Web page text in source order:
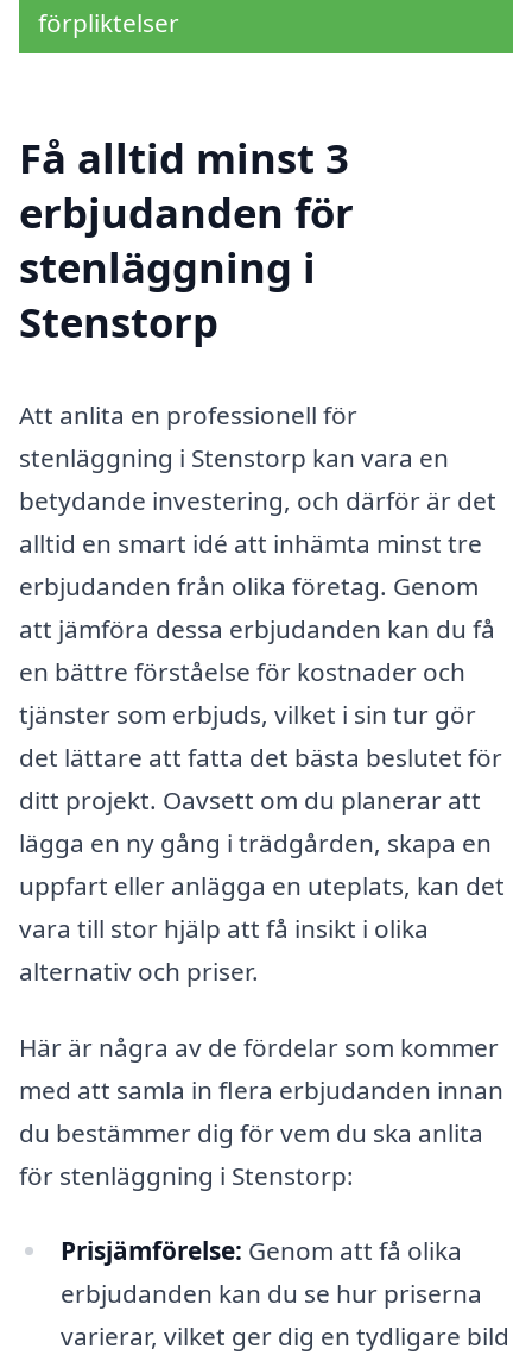
förpliktelser
Få alltid minst 3
erbjudanden för
stenläggning i
Stenstorp
Att anlita en professionell för
stenläggning i Stenstorp kan vara en
betydande investering, och därför är det
alltid en smart idé att inhämta minst tre
erbjudanden från olika företag. Genom
att jämföra dessa erbjudanden kan du få
en bättre förståelse för kostnader och
tjänster som erbjuds, vilket i sin tur gör
det lättare att fatta det bästa beslutet för
ditt projekt. Oavsett om du planerar att
lägga en ny gång i trädgården, skapa en
uppfart eller anlägga en uteplats, kan det
vara till stor hjälp att få insikt i olika
alternativ och priser.
Här är några av de fördelar som kommer
med att samla in flera erbjudanden innan
du bestämmer dig för vem du ska anlita
för stenläggning i Stenstorp:
Prisjämförelse: Genom att få olika
erbjudanden kan du se hur priserna
varierar, vilket ger dig en tydligare bild